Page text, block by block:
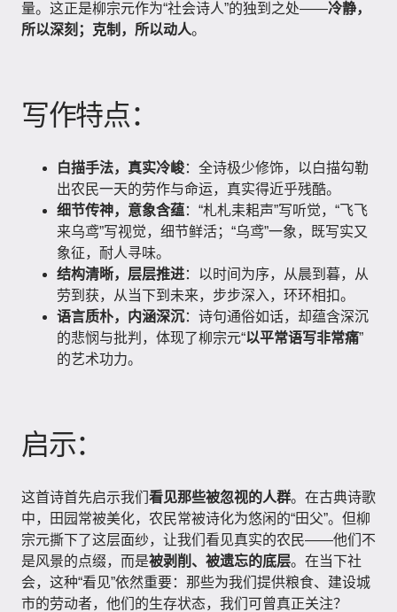
量。这正是柳宗元作为“社会诗人”的独到之处——冷静，
所以深刻；克制，所以动人。
写作特点：
白描手法，真实冷峻：全诗极少修饰，以白描勾勒
出农民一天的劳作与命运，真实得近乎残酷。
细节传神，意象含蕴：“札札耒耜声”写听觉，“飞飞
来乌鸢”写视觉，细节鲜活；“乌鸢”一象，既写实又
象征，耐人寻味。
结构清晰，层层推进：以时间为序，从晨到暮，从
劳到获，从当下到未来，步步深入，环环相扣。
语言质朴，内涵深沉：诗句通俗如话，却蕴含深沉
的悲悯与批判，体现了柳宗元“以平常语写非常痛”
的艺术功力。
启示：
这首诗首先启示我们 看见那些被忽视的人群。在古典诗歌
中，田园常被美化，农民常被诗化为悠闲的“田父”。但柳
宗元撕下了这层面纱，让我们看见真实的农民——他们不
是风景的点缀，而是被剥削、被遗忘的底层。在当下社
会，这种“看见”依然重要：那些为我们提供粮食、建设城
市的劳动者，他们的生存状态，我们可曾真正关注？